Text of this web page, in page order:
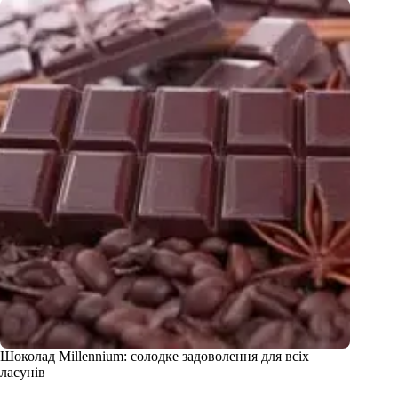
Шоколад Millennium: солодке задоволення для всіх
ласунів